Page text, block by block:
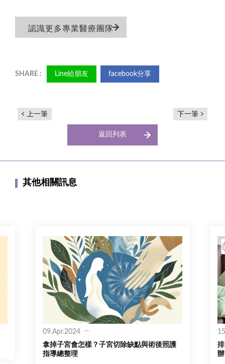
認識更多專業醫療團隊
Line給朋友 facebook分享
上一筆 下一筆
返回列表
其他相關訊息
09.Apr.2024
拿掉子宮會怎樣？子宮切除缺點與術後照護
指導總整理
辦